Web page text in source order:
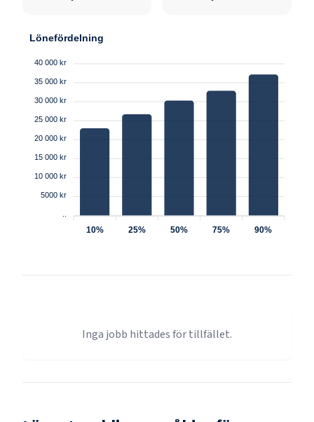
Lönefördelning
40 000 kr
35 000 kr
30 000 kr
25 000 kr
20 000 kr
15 000 kr
10 000 kr
5000 kr
10% 25% 50% 75% 90%
Inga jobb hittades för tillfället.